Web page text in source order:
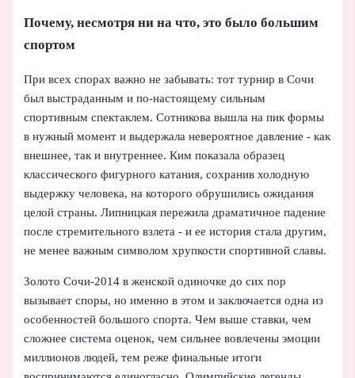
Почему, несмотря ни на что, это было большим
спортом
При всех спорах важно не забывать: тот турнир в Сочи
был выстраданным и по-настоящему сильным
спортивным спектаклем. Сотникова вышла на пик формы
в нужный момент и выдержала невероятное давление - как
внешнее, так и внутреннее. Ким показала образец
классического фигурного катания, сохранив холодную
выдержку человека, на которого обрушились ожидания
целой страны. Липницкая пережила драматичное падение
после стремительного взлета - и ее история стала другим,
не менее важным символом хрупкости спортивной славы.
Золото Сочи-2014 в женской одиночке до сих пор
вызывает споры, но именно в этом и заключается одна из
особенностей большого спорта. Чем выше ставки, чем
сложнее система оценок, чем сильнее вовлечены эмоции
миллионов людей, тем реже финальные итоги